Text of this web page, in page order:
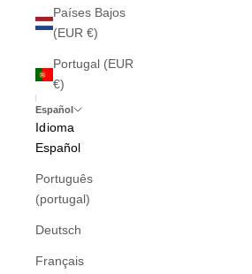
Países Bajos
(EUR €)
Portugal (EUR
€)
Español
Idioma
Español
Português
(portugal)
Deutsch
Français